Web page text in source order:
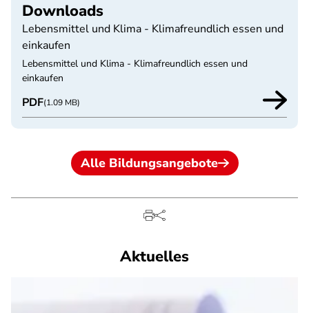
Downloads
Lebensmittel und Klima - Klimafreundlich essen und
einkaufen
Lebensmittel und Klima - Klimafreundlich essen und
einkaufen
PDF(1.09 MB)
Alle Bildungsangebote
Aktuelles